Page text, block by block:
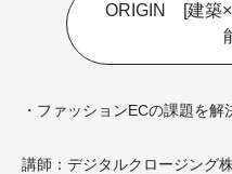
ORIGIN [建築
・ファッションECの課題を解
講師：デジタルクロージング